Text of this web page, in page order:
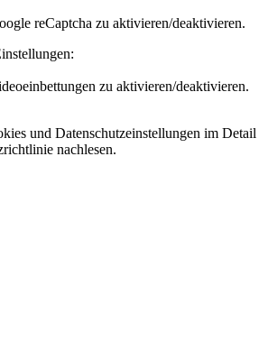
reCaptcha zu aktivieren/deaktivieren.
zu aktivieren/deaktivieren.
und Datenschutzeinstellungen im Detail
nachlesen.